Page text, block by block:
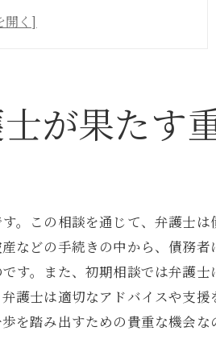
略立案
整理における最適な解決策
点
提案
る弁護士の役割
減らす方法
き出す有利な条件とは
が果たす
。この相談を通じて、弁護士
などの手続きの中から、債務
す。また、初期相談では弁護
護士は適切なアドバイスや支
を踏み出すための貴重な機会な